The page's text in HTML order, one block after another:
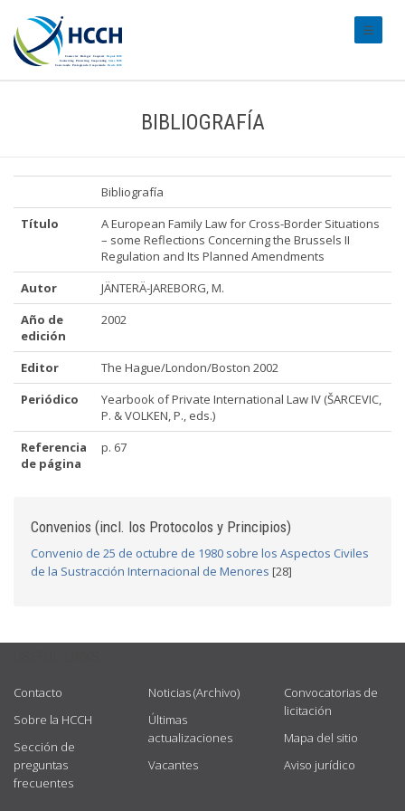
BIBLIOGRAFÍA
Bibliografía
Título
A European Family Law for Cross-Border Situations
– some Reflections Concerning the Brussels II
Regulation and Its Planned Amendments
Autor
JÄNTERÄ-JAREBORG, M.
Año de
edición
2002
Editor
The Hague/London/Boston 2002
Periódico
Yearbook of Private International Law IV (ŠARCEVIC,
P. & VOLKEN, P., eds.)
Referencia
de página
p. 67
Convenios (incl. los Protocolos y Principios)
Convenio de 25 de octubre de 1980 sobre los Aspectos Civiles
de la Sustracción Internacional de Menores [28]
Contacto
Sobre la HCCH
Sección de
preguntas
frecuentes
Noticias (Archivo)
Últimas
actualizaciones
Vacantes
Convocatorias de
licitación
Mapa del sitio
Aviso jurídico